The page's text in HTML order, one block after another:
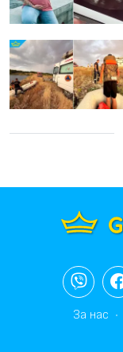
За нас